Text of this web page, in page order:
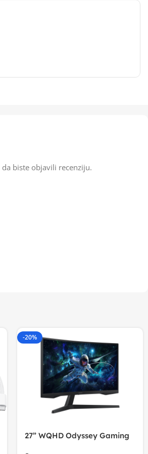
da biste objavili recenziju.
-20%
27” WQHD Odyssey Gaming